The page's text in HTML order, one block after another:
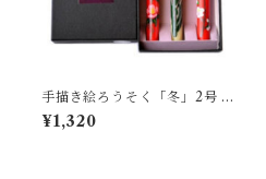
手描き絵ろうそく「冬」2号 ｜
高澤ろうそく店
¥1,320